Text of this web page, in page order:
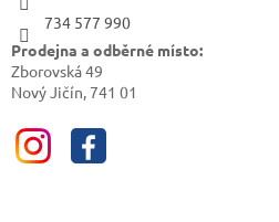
734 577 990
Prodejna a odběrné místo:
Zborovská 49
Nový Jičín, 741 01